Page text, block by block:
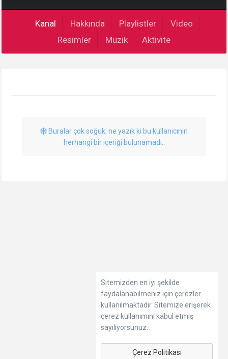
Kanal Hakkında Playlistler
Video
Resimler
Müzik Aktivite
Buralar çok soğuk, ne yazık ki bu kullanıcının
herhangi bir içeriği bulunamadı..
Sitemizden en iyi şekilde
faydalanabilmeniz için çerezler
kullanılmaktadır. Sitemize erişerek
çerez kullanımını kabul etmiş
sayılıyorsunuz.
Çerez Politikası